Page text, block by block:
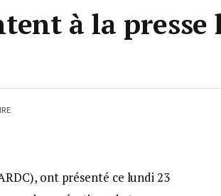
à la presse
ont présenté ce lundi 23